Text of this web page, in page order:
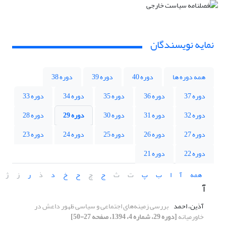
نمایه نویسندگان
همه دوره ها دوره 40 دوره 39
دوره 38
دوره 37
دوره 36 دوره 35 دوره 34
دوره 33
دوره 32
دوره 31 دوره 30 دوره 29
دوره 28
دوره 27
دوره 26 دوره 25 دوره 24
دوره 23
دوره 22
دوره 21
همه
آ ا ب پ ت ث ج چ ح خ د ذ ر ز ژ
آ
آذین، احمد بررسی زمینه‌های اجتماعی و سیاسی ظهور داعش در
خاورمیانه[دوره 29، شماره 4، 1394، صفحه 27-50]